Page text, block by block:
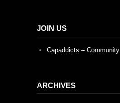
JOIN US
Capaddicts – Community
ARCHIVES